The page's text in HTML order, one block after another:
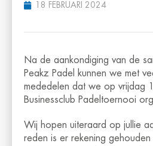
18 FEBRUARI 2024
Na de aankondiging van de
Peakz Padel kunnen we met
mededelen dat we op vrijdag
Businessclub Padeltoernooi
Wij hopen uiteraard op jullie
reden is er rekening gehouden